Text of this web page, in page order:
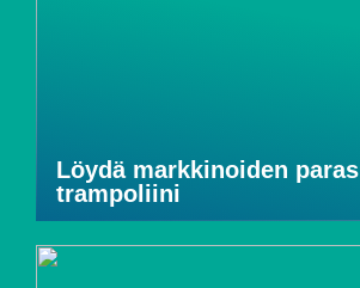
Löydä markkinoiden paras
trampoliini